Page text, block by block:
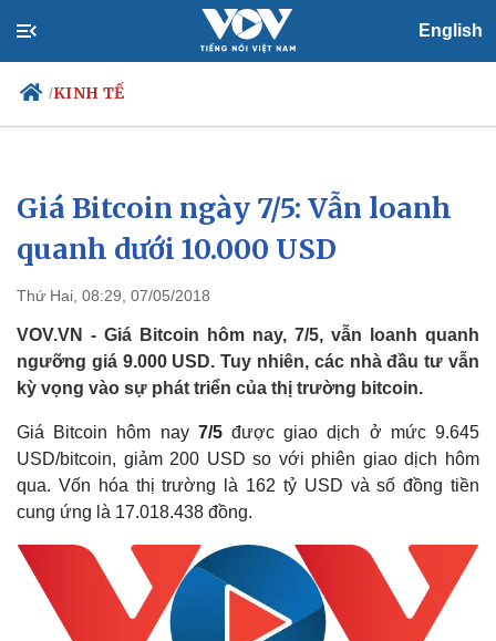
English
/KINH TẾ
Chính trị
Tổ chức nhân sự
Nhận diện sự thật
Xã hội
Tin 24h
Dự báo thời tiết
Việc làm
Biển đảo
Giá Bitcoin ngày 7/5: Vẫn loanh
quanh dưới 10.000 USD
Thứ Hai, 08:29, 07/05/2018
VOV.VN - Giá Bitcoin hôm nay, 7/5, vẫn loanh quanh
ngưỡng giá 9.000 USD. Tuy nhiên, các nhà đầu tư vẫn
kỳ vọng vào sự phát triển của thị trường bitcoin.
Giá Bitcoin hôm nay 7/5được giao dịch ở mức 9.645
USD/bitcoin, giảm 200 USD so với phiên giao dịch hôm
qua. Vốn hóa thị trường là 162 tỷ USD và số đồng tiền
cung ứng là 17.018.438 đồng.